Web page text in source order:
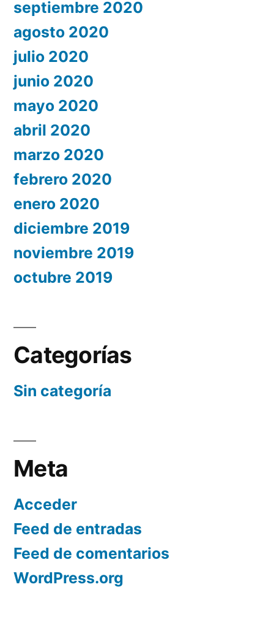
septiembre 2020
agosto 2020
julio 2020
junio 2020
mayo 2020
abril 2020
marzo 2020
febrero 2020
enero 2020
diciembre 2019
noviembre 2019
octubre 2019
Categorías
Sin categoría
Meta
Acceder
Feed de entradas
Feed de comentarios
WordPress.org